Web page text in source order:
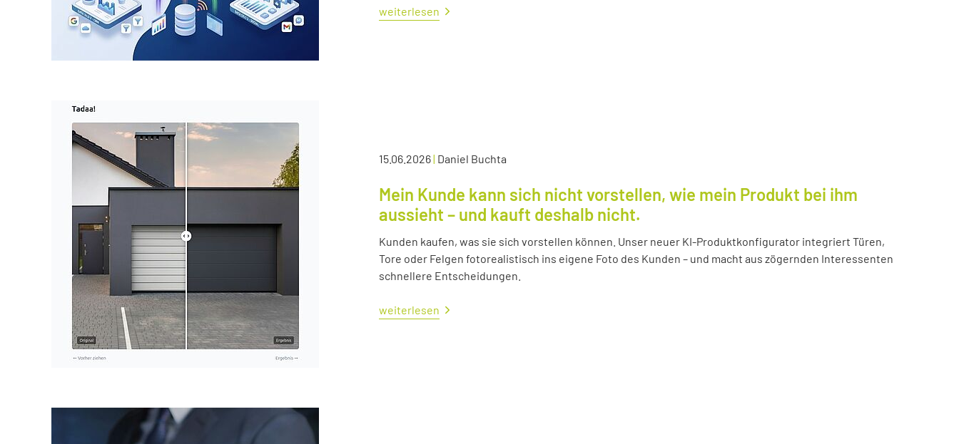
weiterlesen
15.06.2026| Daniel Buchta
Mein Kunde kann sich nicht vorstellen, wie mein Produkt bei ihm
aussieht – und kauft deshalb nicht.
Kunden kaufen, was sie sich vorstellen können. Unser neuer KI-Produktkonfigurator integriert Türen,
Tore oder Felgen fotorealistisch ins eigene Foto des Kunden – und macht aus zögernden Interessenten
schnellere Entscheidungen.
weiterlesen